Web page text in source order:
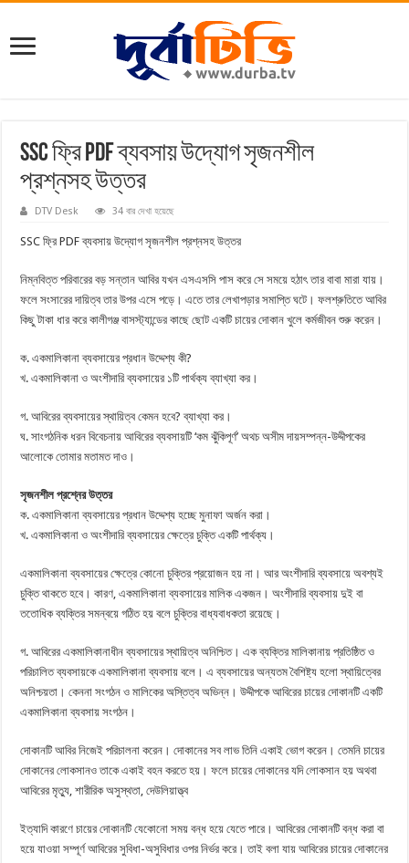
SSC ফ্রি PDF ব্যবসায় উদ্যোগ সৃজনশীল
প্রশ্নসহ উত্তর
DTV Desk 34 বার দেখা হয়েছে
SSC ফ্রি PDF ব্যবসায় উদ্যোগ সৃজনশীল প্রশ্নসহ উত্তর
নিম্নবিত্ত পরিবারের বড় সন্তান আবির যখন এসএসসি পাস করে সে সময়ে হঠাৎ তার বাবা মারা যায়।
ফলে সংসারের দায়িত্ব তার উপর এসে পড়ে। এতে তার লেখাপড়ার সমাপ্তি ঘটে। ফলশ্রুতিতে আবির
কিছু টাকা ধার করে কালীগঞ্জ বাসস্ট্যান্ডের কাছে ছোট একটি চায়ের দোকান খুলে কর্মজীবন শুরু করেন।
ক. একমালিকানা ব্যবসায়ের প্রধান উদ্দেশ্য কী?
খ. একমালিকানা ও অংশীদারি ব্যবসায়ের ১টি পার্থক্য ব্যাখ্যা কর।
গ. আবিরের ব্যবসায়ের স্থায়িত্ব কেমন হবে? ব্যাখ্যা কর।
ঘ. সাংগঠনিক ধরন বিবেচনায় আবিরের ব্যবসায়টি ‘কম ঝুঁকিপূর্ণ’ অথচ অসীম দায়সম্পন্ন-উদ্দীপকের
আলোকে তোমার মতামত দাও।
সৃজনশীল প্রশ্নের উত্তর
ক. একমালিকানা ব্যবসায়ের প্রধান উদ্দেশ্য হচ্ছে মুনাফা অর্জন করা।
খ. একমালিকানা ও অংশীদারি ব্যবসায়ের ক্ষেত্রে চুক্তি একটি পার্থক্য।
একমালিকানা ব্যবসায়ের ক্ষেত্রে কোনো চুক্তির প্রয়োজন হয় না। আর অংশীদারি ব্যবসায়ে অবশ্যই
চুক্তি থাকতে হবে। কারণ, একমালিকানা ব্যবসায়ের মালিক একজন। অংশীদারি ব্যবসায় দুই বা
ততোধিক ব্যক্তির সমন্বয়ে গঠিত হয় বলে চুক্তির বাধ্যবাধকতা রয়েছে।
গ. আবিরের একমালিকানাধীন ব্যবসায়ের স্থায়িত্ব অনিশ্চিত। এক ব্যক্তির মালিকানায় প্রতিষ্ঠিত ও
পরিচালিত ব্যবসায়কে একমালিকানা ব্যবসায় বলে। এ ব্যবসায়ের অন্যতম বৈশিষ্ট্য হলো স্থায়িত্বের
অনিশ্চয়তা। কেননা সংগঠন ও মালিকের অস্তিত্ব অভিন্ন। উদ্দীপকে আবিরের চায়ের দোকানটি একটি
একমালিকানা ব্যবসায় সংগঠন।
দোকানটি আবির নিজেই পরিচালনা করেন। দোকানের সব লাভ তিনি একাই ভোগ করেন। তেমনি চায়ের
দোকানের লোকসানও তাকে একাই বহন করতে হয়। ফলে চায়ের দোকানের যদি লোকসান হয় অথবা
আবিরের মৃত্যু, শারীরিক অসুস্থতা, দেউলিয়াত্ত্ব
ইত্যাদি কারণে চায়ের দোকানটি যেকোনো সময় বন্ধ হয়ে যেতে পারে। আবিরের দোকানটি বন্ধ করা বা
হয়ে যাওয়া সম্পূর্ণ আবিরের সুবিধা-অসুবিধার ওপর নির্ভর করে। তাই বলা যায় আবিরের চায়ের দোকানের